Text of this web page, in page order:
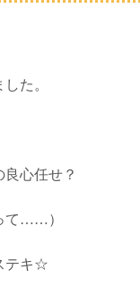
た。
心任せ？
て……）
テキ☆